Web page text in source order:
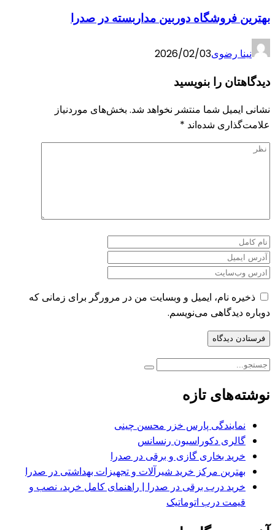
بهترین فروشگاه دوربین مداربسته در صدرا
نینا رضوی2026/02/03
دیدگاهتان را بنویسید
نشانی ایمیل شما منتشر نخواهد شد. بخش‌های موردنیاز
علامت‌گذاری شده‌اند *
ذخیره نام، ایمیل و وبسایت من در مرورگر برای زمانی که
دوباره دیدگاهی می‌نویسم.
نوشته‌های تازه
نمایندگی پارس خزر محسن چینی
گالری دکوراسیون رنسانس
خرید بخاری گازی و برقی در صدرا
بهترین مرکز خرید شیرآلات و تجهیزات بهداشتی در صدرا
خرید درب برقی در صدرا | راهنمای کامل خرید، نصب و
قیمت درب اتوماتیک